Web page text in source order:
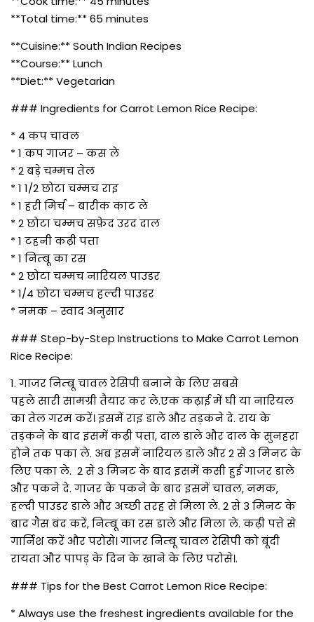
**Total time:** 65 minutes
**Cuisine:** South Indian Recipes
**Course:** Lunch
**Diet:** Vegetarian
### Ingredients for Carrot Lemon Rice Recipe:
* 4 कप चावल
* 1 कप गाजर – कस ले
* 2 बड़े चम्मच तेल
* 1 1/2 छोटा चम्मच राइ
* 1 हरी मिर्च – बारीक काट ले
* 2 छोटा चम्मच सफ़ेद उरद दाल
* 1 टहनी कढ़ी पत्ता
* 1 निम्बू का रस
* 2 छोटा चम्मच नारियल पाउडर
* 1/4 छोटा चम्मच हल्दी पाउडर
* नमक – स्वाद अनुसार
### Step-by-Step Instructions to Make Carrot Lemon
Rice Recipe:
1. गाजर निम्बू चावल रेसिपी बनाने के लिए सबसे
पहले सारी सामग्री तैयार कर ले.एक कढ़ाई में घी या नारियल
का तेल गरम करें। इसमें राइ डाले और तड़कने दे. राय के
तड़कने के बाद इसमें कढ़ी पत्ता, दाल डाले और दाल के सुनहरा
होने तक पका ले. अब इसमें नारियल डाले और 2 से 3 मिनट के
लिए पका ले. 2 से 3 मिनट के बाद इसमें कसी हुई गाजर डाले
और पकने दे. गाजर के पकने के बाद इसमें चावल, नमक,
हल्दी पाउडर डाले और अच्छी तरह से मिला ले. 2 से 3 मिनट के
बाद गैस बंद करें, निम्बू का रस डाले और मिला ले. कढ़ी पत्ते से
गार्निश करें और परोसे। गाजर निम्बू चावल रेसिपी को बूंदी
रायता और पापड़ के दिन के खाने के लिए परोसे।.
### Tips for the Best Carrot Lemon Rice Recipe:
* Always use the freshest ingredients available for the